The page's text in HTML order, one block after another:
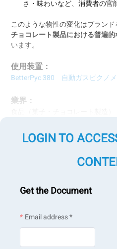
さ・味わいなど、消費者の官
このような物性の変化はブランド
チョコレート製品における普遍的
います。
使用装置：
BetterPyc 380 自動ガスピクノ
業界 ：
対象試料：
市販チョコレート（複数ブランド
LOGIN TO
Get the Document
Email address *